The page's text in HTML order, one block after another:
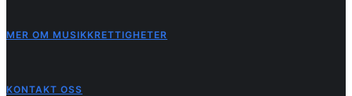
MER OM MUSIKKRETTIGHETER
KONTAKT OSS